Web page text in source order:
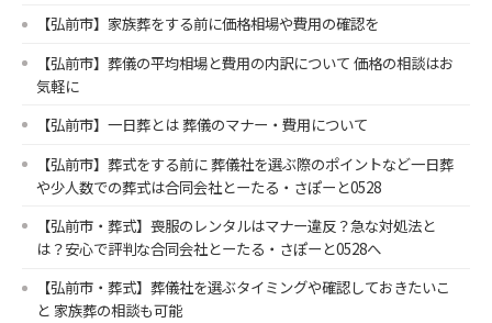
【弘前市】家族葬をする前に価格相場や費用の確認を
【弘前市】葬儀の平均相場と費用の内訳について 価格の相談はお
気軽に
【弘前市】一日葬とは 葬儀のマナー・費用について
【弘前市】葬式をする前に 葬儀社を選ぶ際のポイントなど一日葬
や少人数での葬式は合同会社とーたる・さぽーと0528
【弘前市・葬式】喪服のレンタルはマナー違反？急な対処法と
は？安心で評判な合同会社とーたる・さぽーと0528へ
【弘前市・葬式】葬儀社を選ぶタイミングや確認しておきたいこ
と 家族葬の相談も可能